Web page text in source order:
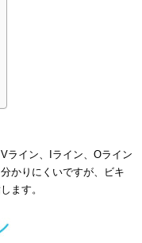
ライン、Iライン、Oライン
かりにくいですが、ビキ
ます。